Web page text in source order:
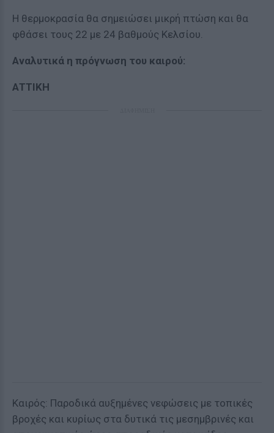
Η θερμοκρασία θα σημειώσει μικρή πτώση και θα
φθάσει τους 22 με 24 βαθμούς Κελσίου.
Αναλυτικά η πρόγνωση του καιρού:
ΑΤΤΙΚΗ
Καιρός: Παροδικά αυξημένες νεφώσεις με τοπικές
βροχές και κυρίως στα δυτικά τις μεσημβρινές και